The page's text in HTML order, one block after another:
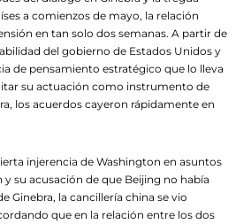
a comienzos de mayo, la relación
en tan solo dos semanas. A partir de
del gobierno de Estados Unidos y
de pensamiento estratégico que lo lleva
su actuación como instrumento de
los acuerdos cayeron rápidamente en
injerencia de Washington en asuntos
su acusación de que Beijing no había
Ginebra, la cancillería china se vio
que en la relación entre los dos